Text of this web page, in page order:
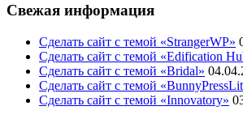
Свежая информация
Сделать сайт с темой «StrangerWP»
Сделать сайт с темой «Edification
Сделать сайт с темой «Bridal»
Сделать сайт с темой
Сделать сайт с темой «Innovatory»